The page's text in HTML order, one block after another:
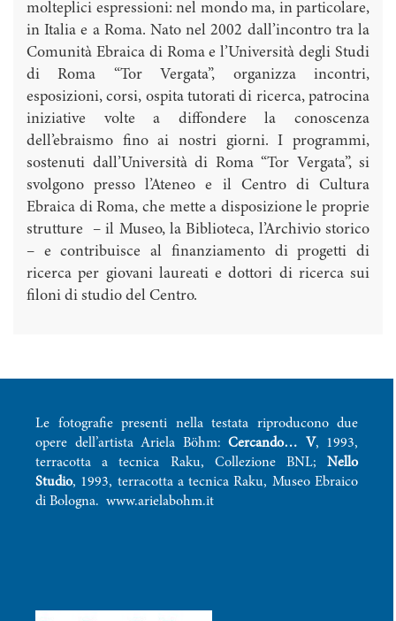
molteplici espressioni: nel mondo ma, in particolare,
in Italia e a Roma. Nato nel 2002 dall’incontro tra la
Comunità Ebraica di Roma e l’Università degli Studi
di Roma “Tor Vergata”, organizza incontri,
esposizioni, corsi, ospita tutorati di ricerca, patrocina
iniziative volte a diffondere la conoscenza
dell’ebraismo fino ai nostri giorni. I programmi,
sostenuti dall’Università di Roma “Tor Vergata”, si
svolgono presso l’Ateneo e il Centro di Cultura
Ebraica di Roma, che mette a disposizione le proprie
strutture – il Museo, la Biblioteca, l’Archivio storico
– e contribuisce al finanziamento di progetti di
ricerca per giovani laureati e dottori di ricerca sui
filoni di studio del Centro.
Le fotografie presenti nella testata riproducono due
opere dell’artista Ariela Böhm: Cercando… V, 1993,
terracotta a tecnica Raku, Collezione BNL; Nello
Studio, 1993, terracotta a tecnica Raku, Museo Ebraico
di Bologna. www.arielabohm.it